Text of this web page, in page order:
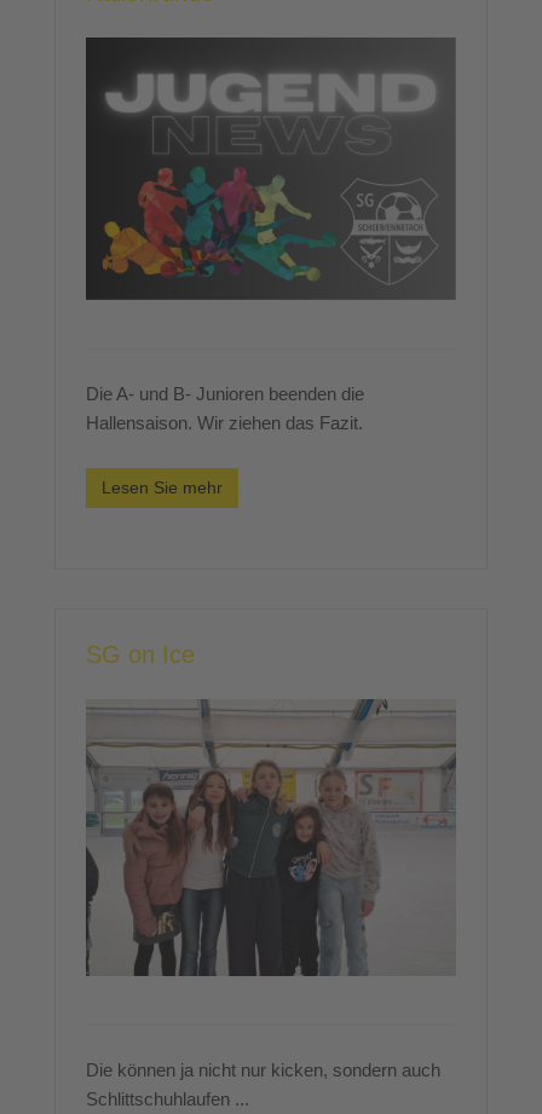
Die A- und B- Junioren beenden die
Hallensaison. Wir ziehen das Fazit.
Lesen Sie mehr
SG on Ice
Die können ja nicht nur kicken, sondern auch
Schlittschuhlaufen ...